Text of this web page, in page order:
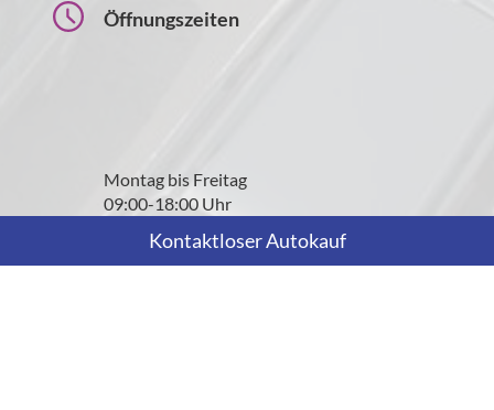
Kontaktloser Autokauf
Öffnungszeiten
Montag bis Freitag
09:00-18:00 Uhr
Nur nach telefonischer Vereinbarung!